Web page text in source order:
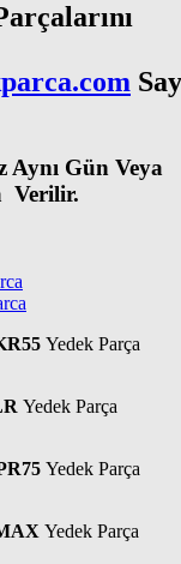
Gün Veya
Verilir.
Yedek Parça
Yedek Parça
Yedek Parça
Yedek Parça